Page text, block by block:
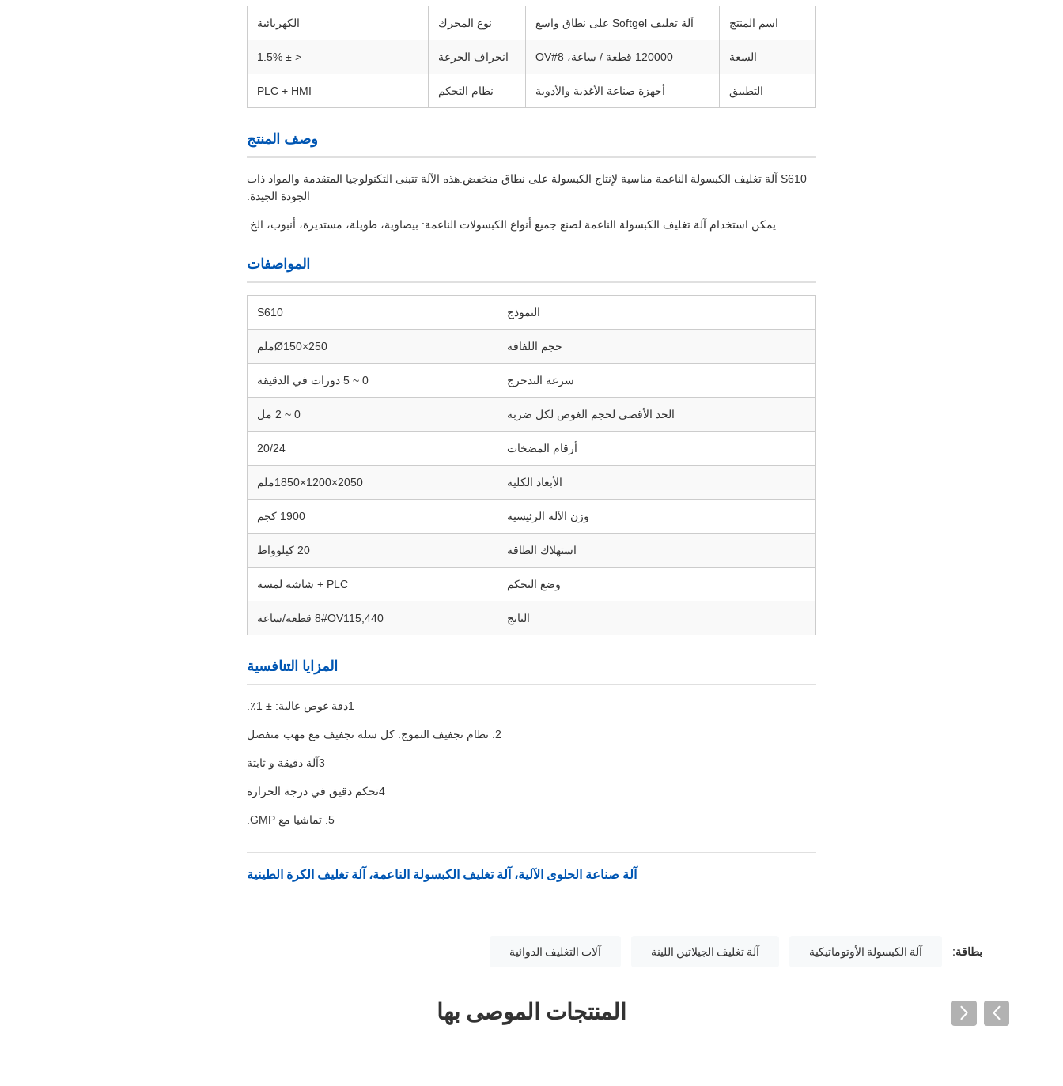
اسم المنتج آلة تغليف Softgel على نطاق واسع نوع المحرك الكهربائية
السعة 120000 قطعة / ساعة، 8#OV انحراف الجرعة < ± 1.5%
التطبيق أجهزة صناعة الأغذية والأدوية نظام التحكم PLC + HMI
وصف المنتج
S610 آلة تغليف الكبسولة الناعمة مناسبة لإنتاج الكبسولة على نطاق منخفض.هذه الآلة تتبنى التكنولوجيا المتقدمة والمواد ذات
الجودة الجيدة.
يمكن استخدام آلة تغليف الكبسولة الناعمة لصنع جميع أنواع الكبسولات الناعمة: بيضاوية، طويلة، مستديرة، أنبوب، الخ.
المواصفات
النموذج S610
حجم اللفافة Ø150×250ملم
سرعة التدحرج 0 ~ 5 دورات في الدقيقة
الحد الأقصى لحجم الغوص لكل ضربة 0 ~ 2 مل
أرقام المضخات 20/24
الأبعاد الكلية 2050×1200×1850ملم
وزن الآلة الرئيسية 1900 كجم
استهلاك الطاقة 20 كيلوواط
وضع التحكم PLC + شاشة لمسة
الناتج 8#OV115,440 قطعة/ساعة
المزايا التنافسية
1دقة غوص عالية: ± 1٪.
2. نظام تجفيف التموج: كل سلة تجفيف مع مهب منفصل
3آلة دقيقة و ثابتة
4تحكم دقيق في درجة الحرارة
5. تماشيا مع GMP.
آلة صناعة الحلوى الآلية، آلة تغليف الكبسولة الناعمة، آلة تغليف الكرة الطينية
بطاقة: آلة الكبسولة الأوتوماتيكية آلة تغليف الجيلاتين اللينة آلات التغليف الدوائية
المنتجات الموصى بها